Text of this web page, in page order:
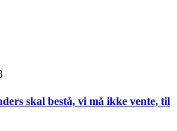
skal bestå, vi må ikke vente, til